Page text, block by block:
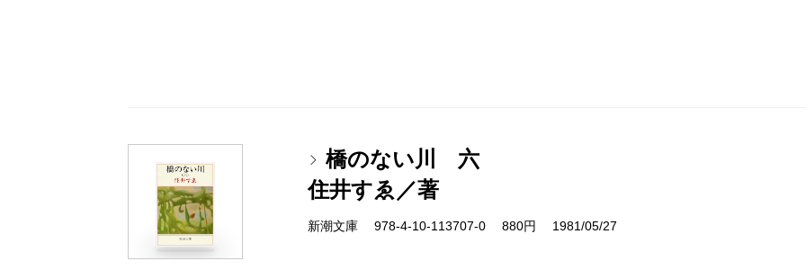
橋のない川 六
住井すゑ／著
新潮文庫 978-4-10-113707-0 880円 1981/05/27